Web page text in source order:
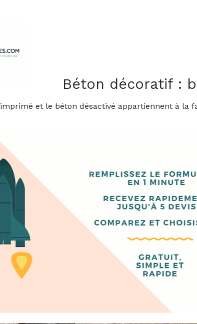
Béton décoratif :
et le béton désactivé appartiennent à la